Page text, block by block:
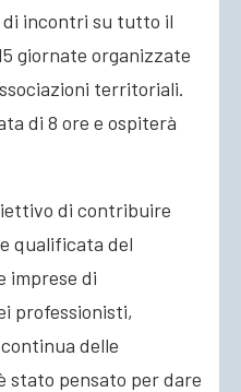
incontri su tutto il
giornate organizzate
territoriali.
di 8 ore e ospiterà
di contribuire
qualificata del
imprese di
professionisti,
continua delle
stato pensato per dare